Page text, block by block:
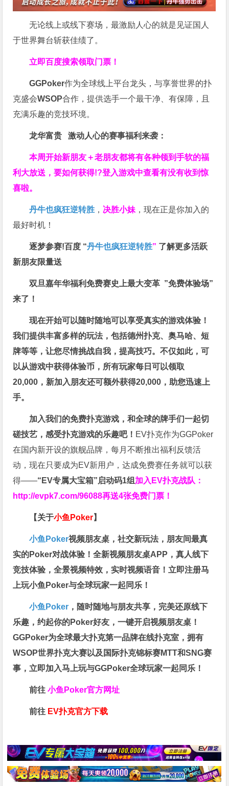
无论线上或线下赛场，最激励人心的就是见证国人
于世界舞台斩获佳绩了。
立即百度搜索领取门票！
GGPoker作为全球线上平台龙头，与享誉世界的扑
克盛会WSOP合作，提供选手一个最干净、有保障，且
充满乐趣的竞技环境。
龙华富贵 激动人心的赛事福利来袭：
本周开始新朋友＋老朋友都将有各种领到手软的福
利大放送，要如何获得!?登入游戏中查看有没有收到惊
喜啦。
丹牛也疯狂逆转胜 ， 决胜小妹 ，现在正是你加入的
最好时机！
逐梦参赛!百度 “丹牛也疯狂逆转胜” 了解更多活跃
新朋友限量送
双旦嘉年华福利免费赛史上最大变革 ”免费体验场”
来了！
现在开始可以随时随地可以享受真实的游戏体验！
我们提供丰富多样的玩法，包括德州扑克、奥马哈、短
牌等等，让您尽情挑战自我，提高技巧。不仅如此，可
以从游戏中获得体验币，所有玩家每日可以领取
20,000，新加入朋友还可额外获得20,000，助您迅速上
手。
加入我们的免费扑克游戏，和全球的牌手们一起切
磋技艺，感受扑克游戏的乐趣吧！ EV扑克作为GGPoker
在国内新开设的旗舰品牌，每月不断推出福利反馈活
动，现在只要成为EV新用户，达成免费赛任务就可以获
得——“EV专属大宝箱”启动码1组 加入EV扑克战队：
http://evpk7.com/96088再送4张免费门票！
【关于小鱼Poker】
小鱼Poker视频朋友桌，社交新玩法，朋友间最真
实的Poker对战体验！全新视频朋友桌APP，真人线下
竞技体验，全景视频特效，实时视频语音！立即注册马
上玩小鱼Poker与全球玩家一起同乐！
小鱼Poker ，随时随地与朋友共享，完美还原线下
乐趣，约起你的Poker好友，一键开启视频朋友桌！
GGPoker为全球最大扑克第一品牌在线扑克室，拥有
WSOP世界扑克大赛以及国际扑克锦标赛MTT和SNG赛
事，立即加入马上玩与GGPoker全球玩家一起同乐！
前往小鱼Poker官方网址
前往 EV扑克官方下载